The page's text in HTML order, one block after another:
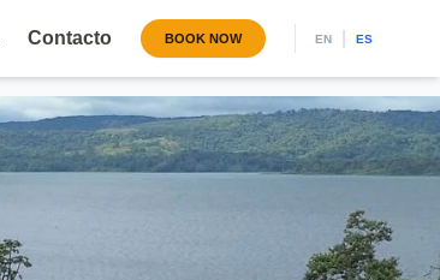
Contacto BOOK NOW EN ES